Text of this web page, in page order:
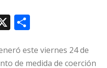
X
m
este viernes 24 de
de medida de coerción